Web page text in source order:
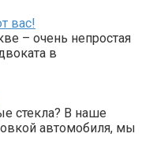
вас!
– очень непростая
в
стекла? В наше
автомобиля, мы